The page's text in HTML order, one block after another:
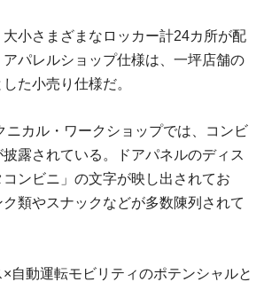
大小さまざまなロッカー計24カ所が配
パレルショップ仕様は、一坪店舗の
た小売り仕様だ。
ニカル・ワークショップでは、コンビ
露されている。ドアパネルのディス
ンビニ」の文字が映し出されてお
類やスナックなどが多数陳列されて
自動運転モビリティのポテンシャルと